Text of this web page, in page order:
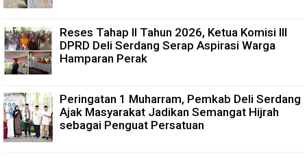
Reses Tahap II Tahun 2026, Ketua Komisi III
DPRD Deli Serdang Serap Aspirasi Warga
Hamparan Perak
Peringatan 1 Muharram, Pemkab Deli Serdang
Ajak Masyarakat Jadikan Semangat Hijrah
sebagai Penguat Persatuan